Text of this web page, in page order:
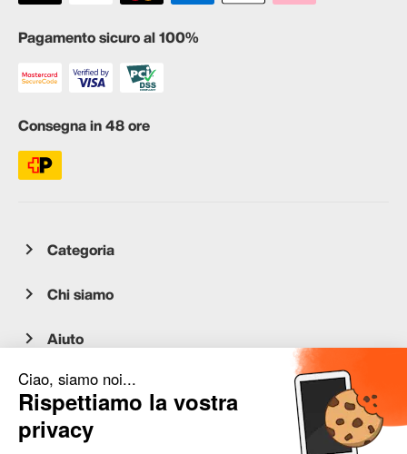
Pagamento sicuro al 100%
Consegna in 48 ore
Categoria
Chi siamo
Aiuto
Servizio clienti
occasion.migros.mobile@recommerce.com